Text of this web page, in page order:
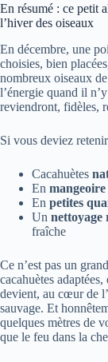
En résumé : ce petit
l’hiver des oiseaux
En décembre, une
choisies, bien
nombreux oiseaux
l’énergie quand il
reviendront, fidèles,
Si vous deviez
Cacahuètes
En
En petites
Un nettoyage
fraîche
Ce n’est pas un
cacahuètes
devient, au cœur de
sauvage. Et
quelques mètres de
que le feu dans la